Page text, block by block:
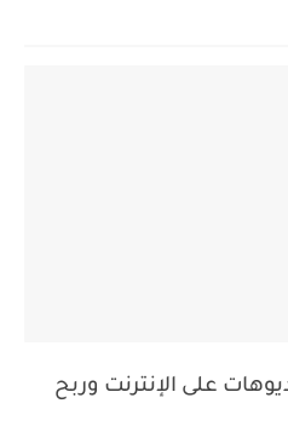
على الإنترنت وربح